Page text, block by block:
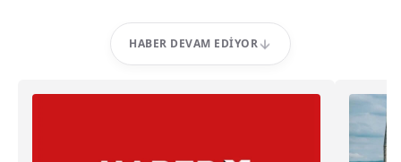
HABER DEVAM EDIYOR